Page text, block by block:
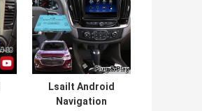
Lsailt Android
Navigation